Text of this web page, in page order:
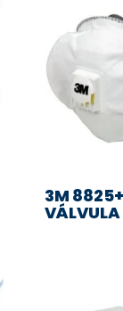
3M
VÁLVULA